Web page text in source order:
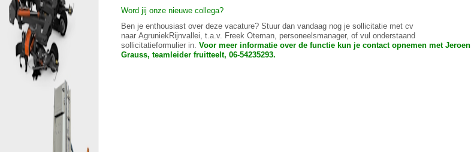
Word jij onze nieuwe collega?
Ben je enthousiast over deze vacature? Stuur dan vandaag nog je sollicitatie met cv
naar AgruniekRijnvallei, t.a.v. Freek Oteman, personeelsmanager, of vul onderstaand
sollicitatieformulier in. Voor meer informatie over de functie kun je contact opnemen met Jeroen
Grauss, teamleider fruitteelt, 06-54235293.